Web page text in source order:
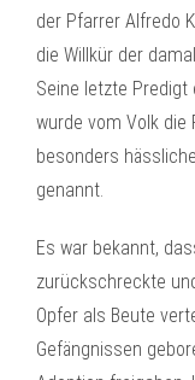
der Pfarrer Alfredo
die Willkür der
Seine letzte Predigt
wurde vom Volk die
besonders
genannt.
Es war bekannt,
zurückschreckte
Opfer als Beute
Gefängnissen